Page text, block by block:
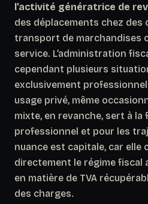
l’activité génératrice de
des déplacements chez des
transport de marchandises
service. L’administration
cependant plusieurs
exclusivement
usage privé, même
mixte, en revanche, sert à la
professionnel et pour les
nuance est capitale, car elle
directement le régime fiscal
en matière de TVA
des charges.